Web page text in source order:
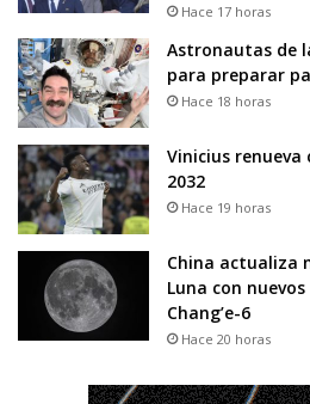
Hace 17 horas
Astronautas de
para preparar
Hace 18 horas
Vinicius renueva
2032
Hace 19 horas
China actualiza
Luna con
Chang’e-6
Hace 20 horas